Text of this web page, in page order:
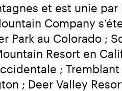
et est unie
Company
au Colorado ;
Resort en
;
; Deer Valley